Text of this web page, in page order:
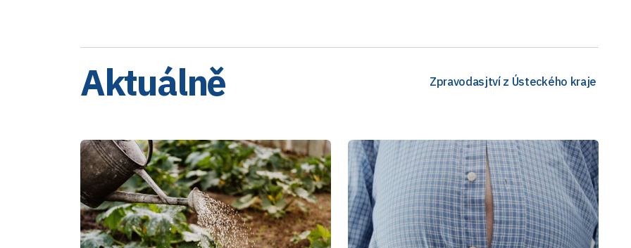
Aktuálně Zpravodasjtví z Ústeckého kraje